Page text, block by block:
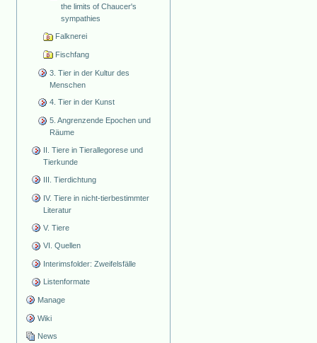
the limits of Chaucer's
sympathies
Falknerei
Fischfang
3. Tier in der Kultur des
Menschen
4. Tier in der Kunst
5. Angrenzende Epochen und
Räume
II. Tiere in Tierallegorese und
Tierkunde
III. Tierdichtung
IV. Tiere in nicht-tierbestimmter
Literatur
V. Tiere
VI. Quellen
Interimsfolder: Zweifelsfälle
Listenformate
Manage
Wiki
News